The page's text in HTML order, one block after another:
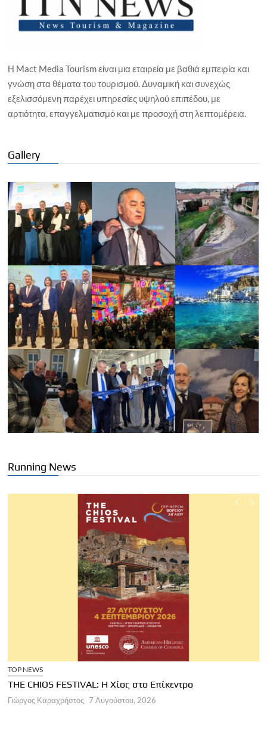
Η Mact Media Tourism είναι μια εταιρεία με βαθιά εμπειρία και
γνώση στα θέματα του τουρισμού. Δυναμική και συνεχώς
εξελισσόμενη παρέχει υπηρεσίες υψηλού επιπέδου, με
αρτιότητα, επαγγελματισμό και με προσοχή στη λεπτομέρεια.
Gallery
Running News
TOP NEWS
THE CHIOS FESTIVAL: Η Χίος στο Επίκεντρο
Γιώργος Καραχρήστος 7 Αυγούστου, 2026